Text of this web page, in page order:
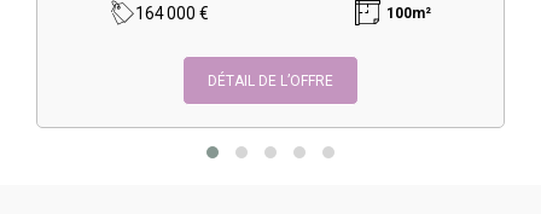
164 000 € 100m²
DÉTAIL DE L’OFFRE